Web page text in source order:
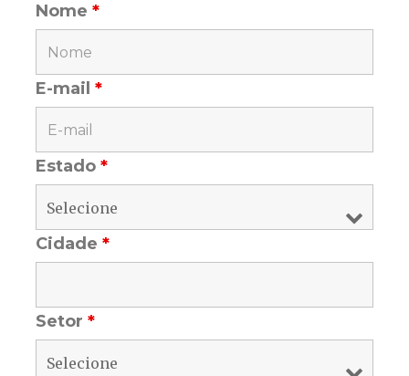
Nome*
E-mail*
Estado*
Cidade*
Setor*